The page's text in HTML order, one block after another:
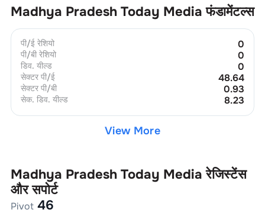
Madhya Pradesh Today Media फंडामेंटल्स
पी/ई रेशियो 0
पी/बी रेशियो 0
डिव. यील्ड 0
सेक्टर पी/ई 48.64
सेक्टर पी/बी 0.93
सेक. डिव. यील्ड 8.23
View More
Madhya Pradesh Today Media रेजिस्टेंस
और सपोर्ट
Pivot 46